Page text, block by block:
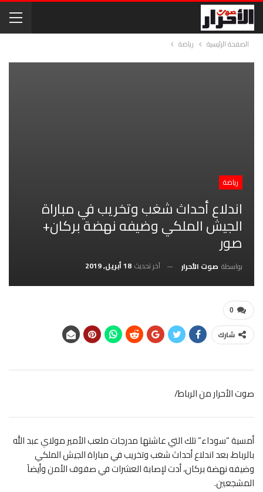
الصفحة الرئيسية رياضة
رياضة
اندلاع أحداث شغب وتخريب في مباراة
الجيش الملكي وضيفه نهضة بركان+
صور
بواسطة صوت الأحرار آخر تحديث 18 أبريل, 2019
0
شارك
صوت الأحرار من الرباط/
أمسية “سوداء” تلك التي عاشتها مدرجات ملعب الأمير مولاي عبد الله
بالرباط، بعد اندلاع أحداث شغب وتخريب في مباراة الجيش الملكي
وضيفه نهضة بركان، أدت لإصابة العشرات في صفوف الأمن وأيضاَ
المشجعين.